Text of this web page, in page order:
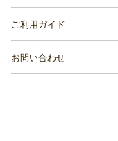
ご利用ガイド
お問い合わせ